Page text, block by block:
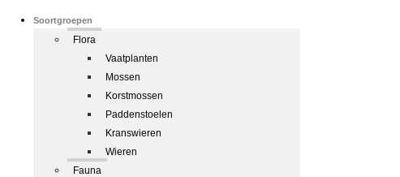
Soortgroepen
Flora
Vaatplanten
Mossen
Korstmossen
Paddenstoelen
Kranswieren
Wieren
Fauna